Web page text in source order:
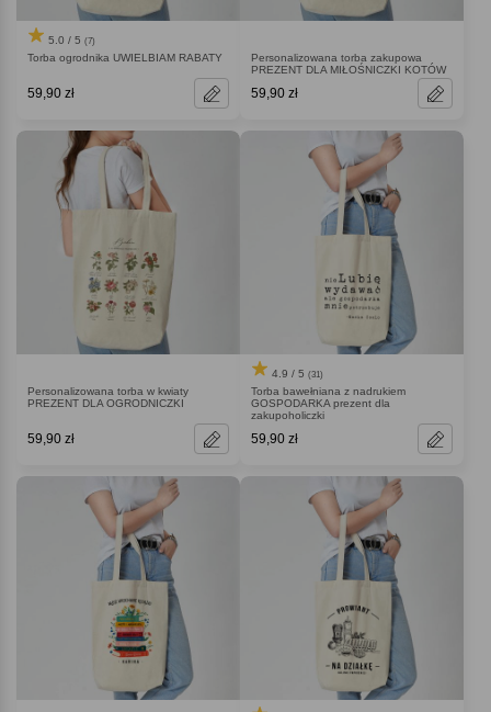
5.0 / 5 (7)
Torba ogrodnika UWIELBIAM RABATY
59,90 zł
Personalizowana torba zakupowa
PREZENT DLA MIŁOŚNICZKI KOTÓW
59,90 zł
Personalizowana torba w kwiaty
PREZENT DLA OGRODNICZKI
59,90 zł
4.9 / 5 (31)
Torba bawełniana z nadrukiem
GOSPODARKA prezent dla
zakupoholiczki
59,90 zł